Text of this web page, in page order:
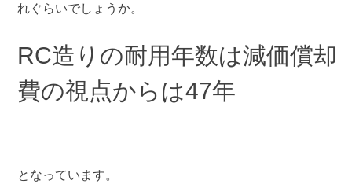
れぐらいでしょうか。
RC造りの耐用年数は減価償却
費の視点からは47年
となっています。